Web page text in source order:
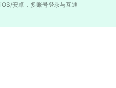
iOS/安卓，多账号登录与互通